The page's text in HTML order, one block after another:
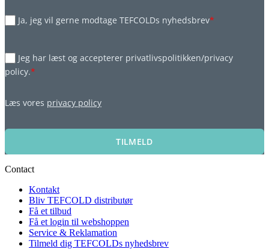
Ja, jeg vil gerne modtage TEFCOLDs nyhedsbrev*
Jeg har læst og accepterer privatlivspolitikken/privacy
policy.*
Læs vores privacy policy
TILMELD
Contact
Kontakt
Bliv TEFCOLD distributør
Få et tilbud
Få et login til webshoppen
Service & Reklamation
Tilmeld dig TEFCOLDs nyhedsbrev